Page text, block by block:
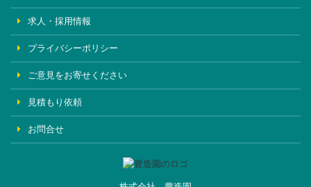
求人・採用情報
プライバシーポリシー
ご意見をお寄せください
見積もり依頼
お問合せ